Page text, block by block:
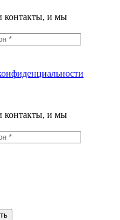
контакты, и мы
контакты, и мы